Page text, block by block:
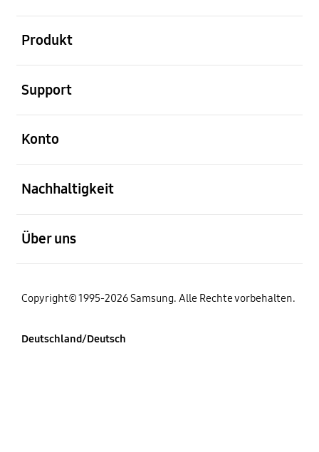
Produkt
Support
Konto
Nachhaltigkeit
Über uns
Copyright© 1995-2026 Samsung. Alle Rechte vorbehalten.
Deutschland/Deutsch